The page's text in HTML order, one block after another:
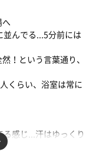
もなく、最高
！
もあり、メイク落と
め、岩盤浴のロウリ
並んでる...5分前には
！という言葉通り、
くらい、浴室は常に
感じ...汗はゆっくり